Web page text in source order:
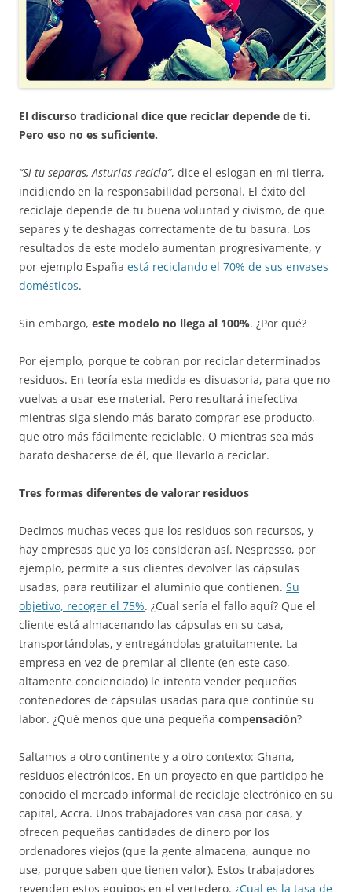
El discurso tradicional dice que reciclar depende de ti.
Pero eso no es suficiente.
“Si tu separas, Asturias recicla”, dice el eslogan en mi tierra,
incidiendo en la responsabilidad personal. El éxito del
reciclaje depende de tu buena voluntad y civismo, de que
separes y te deshagas correctamente de tu basura. Los
resultados de este modelo aumentan progresivamente, y
por ejemplo España está reciclando el 70% de sus envases
domésticos.
Sin embargo, este modelo no llega al 100%. ¿Por qué?
Por ejemplo, porque te cobran por reciclar determinados
residuos. En teoría esta medida es disuasoria, para que no
vuelvas a usar ese material. Pero resultará inefectiva
mientras siga siendo más barato comprar ese producto,
que otro más fácilmente reciclable. O mientras sea más
barato deshacerse de él, que llevarlo a reciclar.
Tres formas diferentes de valorar residuos
Decimos muchas veces que los residuos son recursos, y
hay empresas que ya los consideran así. Nespresso, por
ejemplo, permite a sus clientes devolver las cápsulas
usadas, para reutilizar el aluminio que contienen. Su
objetivo, recoger el 75%. ¿Cual sería el fallo aquí? Que el
cliente está almacenando las cápsulas en su casa,
transportándolas, y entregándolas gratuitamente. La
empresa en vez de premiar al cliente (en este caso,
altamente concienciado) le intenta vender pequeños
contenedores de cápsulas usadas para que continúe su
labor. ¿Qué menos que una pequeña compensación?
Saltamos a otro continente y a otro contexto: Ghana,
residuos electrónicos. En un proyecto en que participo he
conocido el mercado informal de reciclaje electrónico en su
capital, Accra. Unos trabajadores van casa por casa, y
ofrecen pequeñas cantidades de dinero por los
ordenadores viejos (que la gente almacena, aunque no
use, porque saben que tienen valor). Estos trabajadores
revenden estos equipos en el vertedero. ¿Cual es la tasa de